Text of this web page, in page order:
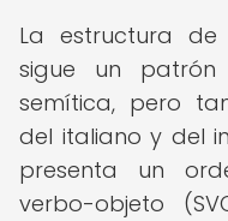
La estructura
sigue un patrón
semítica, pero
del italiano y del
presenta un
verbo-objeto